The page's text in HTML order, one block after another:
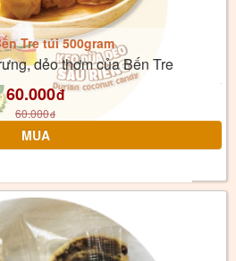
Tre túi 500gram
dẻo thơm của Bến Tre
60.000đ
60.000đ